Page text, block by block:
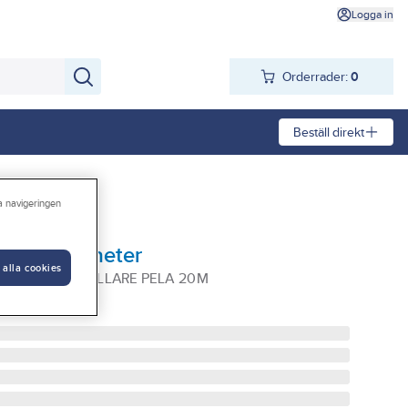
Logga in
Orderrader: 0
Beställ direkt
20 meter
KABELUPPRULLARE PELA 20M
navigeringen
alla cookies